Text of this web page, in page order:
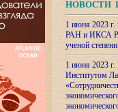
НОВОСТИ
1 июня 2023
РАН и ИКСА
ученой
1 июня 2023
Институтом